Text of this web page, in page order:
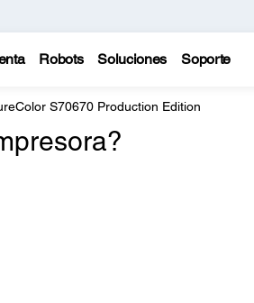
Robots Soluciones Soporte
S70670 Production Edition